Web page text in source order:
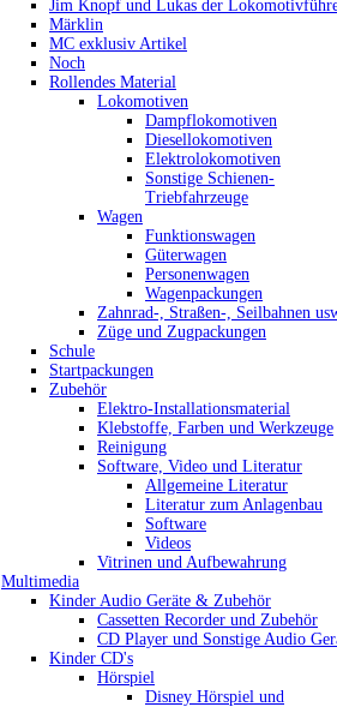
Jim Knopf und Lukas der
Märklin
MC exklusiv Artikel
Noch
Rollendes Material
Lokomotiven
Dampflokomotiven
Diesellokomotiven
Elektrolokomotiven
Sonstige Schienen-
Triebfahrzeuge
Wagen
Funktionswagen
Güterwagen
Personenwagen
Wagenpackungen
Zahnrad-, Straßen-, Seilbahnen
Züge und Zugpackungen
Schule
Startpackungen
Zubehör
Elektro-Installationsmaterial
Klebstoffe, Farben und Werkzeuge
Reinigung
Software, Video und Literatur
Allgemeine Literatur
Literatur zum Anlagenbau
Software
Videos
Vitrinen und Aufbewahrung
Multimedia
Kinder Audio Geräte & Zubehör
Cassetten Recorder und Zubehör
CD Player und Sonstige Audio
Kinder CD's
Hörspiel
Disney Hörspiel und